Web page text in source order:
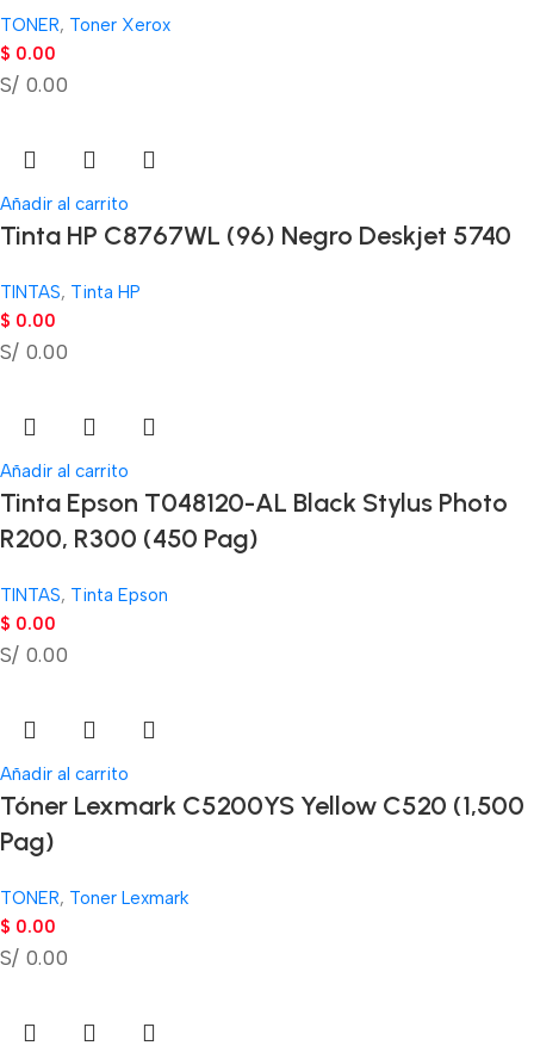
TONER, Toner Xerox
$ 0.00
S/ 0.00
Añadir al carrito
Tinta HP C8767WL (96) Negro Deskjet 5740
TINTAS, Tinta HP
$ 0.00
S/ 0.00
Añadir al carrito
Tinta Epson T048120-AL Black Stylus Photo
R200, R300 (450 Pag)
TINTAS, Tinta Epson
$ 0.00
S/ 0.00
Añadir al carrito
Tóner Lexmark C5200YS Yellow C520 (1,500
Pag)
TONER, Toner Lexmark
$ 0.00
S/ 0.00